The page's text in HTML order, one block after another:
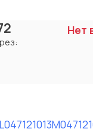
Нет
047121013M